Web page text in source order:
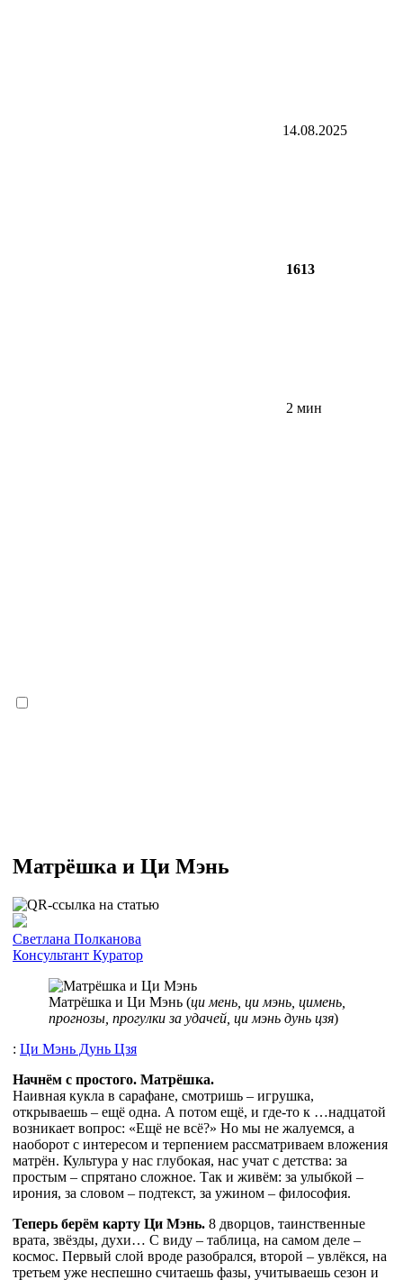
14.08.2025
1613
2 мин
Матрёшка и Ци Мэнь
Cветлана Полканова
Консультант Куратор
Матрёшка и Ци Мэнь (ци мень, ци мэнь, цимень,
прогнозы, прогулки за удачей, ци мэнь дунь цзя)
: Ци Мэнь Дунь Цзя
Начнём с простого. Матрёшка.
Наивная кукла в сарафане, смотришь – игрушка,
открываешь – ещё одна. А потом ещё, и где-то к …надцатой
возникает вопрос: «Ещё не всё?» Но мы не жалуемся, а
наоборот с интересом и терпением рассматриваем вложения
матрён. Культура у нас глубокая, нас учат с детства: за
простым – спрятано сложное. Так и живём: за улыбкой –
ирония, за словом – подтекст, за ужином – философия.
Теперь берём карту Ци Мэнь. 8 дворцов, таинственные
врата, звёзды, духи… С виду – таблица, на самом деле –
космос. Первый слой вроде разобрался, второй – увлёкся, на
третьем уже неспешно считаешь фазы, учитываешь сезон и